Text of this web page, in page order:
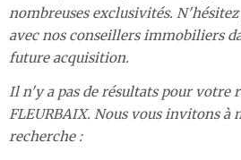
nombreuses exclusivités.
avec nos conseillers immobiliers
future acquisition.
Il n'y a pas de résultats pour votre
FLEURBAIX. Nous vous invitons à
recherche :